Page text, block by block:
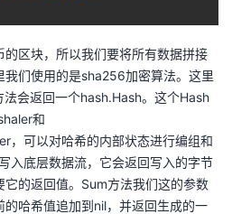
区块，所以我们要将所有数据拼接
们使用的是sha256加密算法。这里
会返回一个hash.Hash。这个Hash
和
，可以对哈希的内部状态进行编组和
入底层数据流，它会返回写入的字节
的返回值。Sum方法我们这的参数
哈希值追加到nil，并返回生成的一